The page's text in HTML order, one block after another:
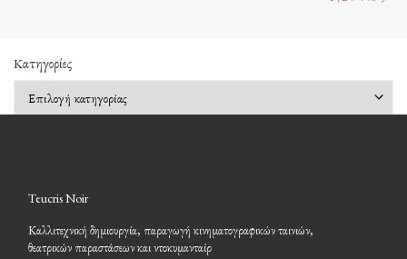
Kατηγορίες
Teucris Noir
Καλλιτεχνική δημιουργία, παραγωγή κινηματογραφικών ταινιών,
θεατρικών παραστάσεων και ντοκυμανταίρ